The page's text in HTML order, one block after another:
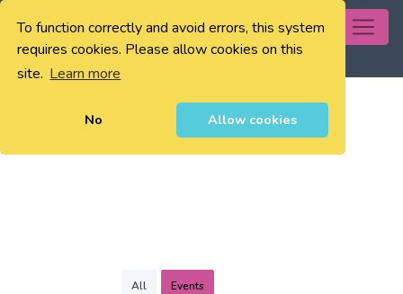
To function correctly and avoid errors, this system
requires cookies. Please allow cookies on this
site. Learn more
No Allow cookies
0
All Events